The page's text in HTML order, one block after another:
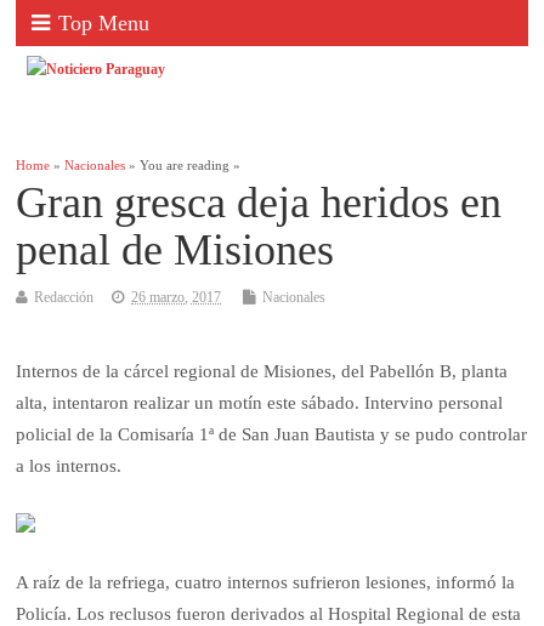
Top Menu
Home »Nacionales » You are reading »
Gran gresca deja heridos en
penal de Misiones
Redacción 26 marzo, 2017 Nacionales
Internos de la cárcel regional de Misiones, del Pabellón B, planta
alta, intentaron realizar un motín este sábado. Intervino personal
policial de la Comisaría 1ª de San Juan Bautista y se pudo controlar
a los internos.
A raíz de la refriega, cuatro internos sufrieron lesiones, informó la
Policía. Los reclusos fueron derivados al Hospital Regional de esta